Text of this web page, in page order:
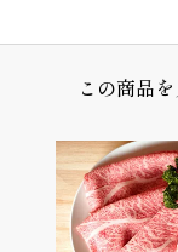
この商品